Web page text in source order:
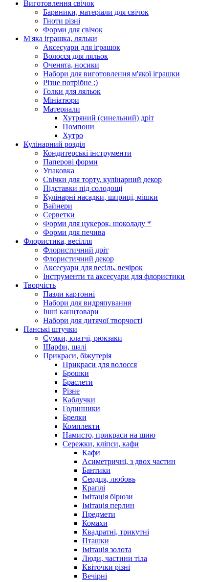
Виготовлення свічок
Барвники, матеріали для свічок
Гноти різні
Форми для свічок
М'яка іграшка, ляльки
Аксесуари для іграшок
Волосся для ляльок
Оченята, носики
Набори для виготовлення м'якої іграшки
Різне потрібне :)
Голки для ляльок
Мініатюри
Материали
Хутряний (синельний) дріт
Помпони
Хутро
Кулінарний розділ
Кондитерські інструменти
Паперові форми
Упаковка
Свічки для торту, кулінарний декор
Підставки під солодощі
Кулінарні насадки, шприці, мішки
Вайнери
Серветки
Форми для цукерок, шоколаду *
Форми для печива
Флористика, весілля
Флористичний дріт
Флористичний декор
Аксесуари для весіль, вечірок
Інструменти та аксесуари для флористики
Творчість
Пазли картонні
Набори для видряпування
Інші канцтовари
Набори для дитячої творчості
Панські штучки
Сумки, клатчі, рюкзаки
Шарфи, шалі
Прикраси, біжутерія
Прикраси для волосся
Брошки
Браслети
Різне
Каблучки
Годинники
Брелки
Комплекти
Намисто, прикраси на шию
Сережки, кліпси, кафи
Кафи
Асиметричні, з двох частин
Бантики
Сердця, любовь
Краплі
Імітація бірюзи
Імітація перлин
Предмети
Комахи
Квадратні, трикутні
Пташки
Імітація золота
Люди, частини тіла
Квіточки різні
Вечірні